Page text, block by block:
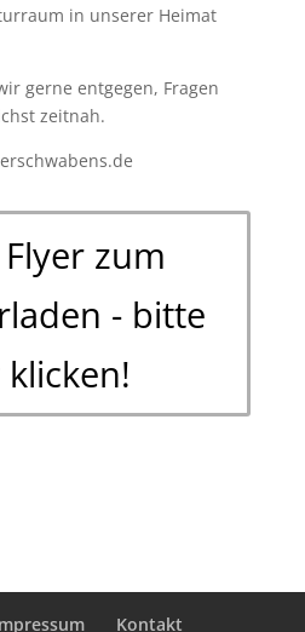
in unserer Heimat
gerne entgegen, Fragen
zeitnah.
zum
- bitte
Kontakt